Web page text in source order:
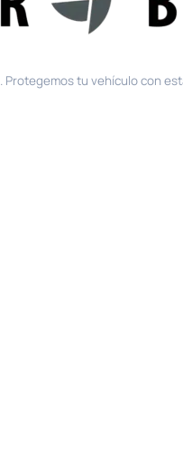
tu vehículo con